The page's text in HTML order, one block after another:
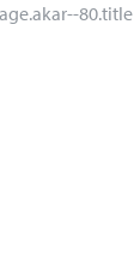
80.title